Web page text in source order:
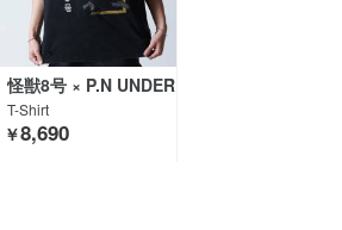
怪獣8号 × P.N UNDER
GROUND
T-Shirt
￥8,690